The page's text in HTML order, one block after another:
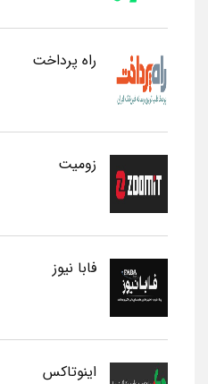
راه پرداخت
زومیت
فابا نیوز
اینوتاکس